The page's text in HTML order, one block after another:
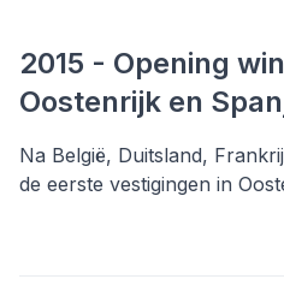
2015 - Opening
Oostenrijk en
Na België, Duitsland,
de eerste vestigingen in